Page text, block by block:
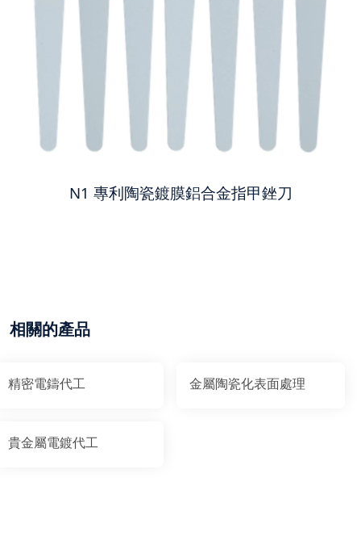
N1 專利陶瓷鍍膜鋁合金指甲銼刀
相關的產品
精密電鑄代工 金屬陶瓷化表面處理
貴金屬電鍍代工